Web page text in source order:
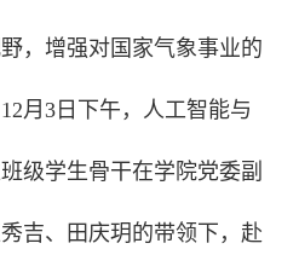
，增强对国家气象事业的
月3日下午，人工智能与
级学生骨干在学院党委副
吉、田庆玥的带领下，赴